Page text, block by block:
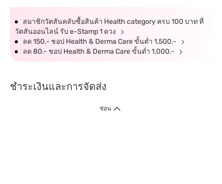
สมาชิกวัตสันคลับซื้อสินค้า Health category ครบ 100 บาท ที่
วัตสันออนไลน์ รับ e-Stamp 1 ดวง
ลด 150.- ชอป Health & Derma Care ขั้นต่ำ 1,500.-
ลด 80.- ชอป Health & Derma Care ขั้นต่ำ 1,000.-
ชำระเงินและการจัดส่ง
ซ่อน